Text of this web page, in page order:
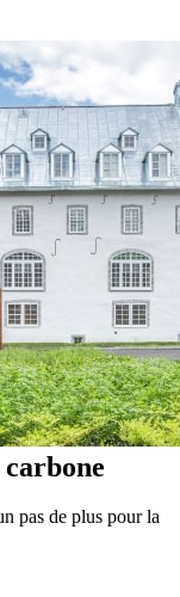
pas de plus pour la